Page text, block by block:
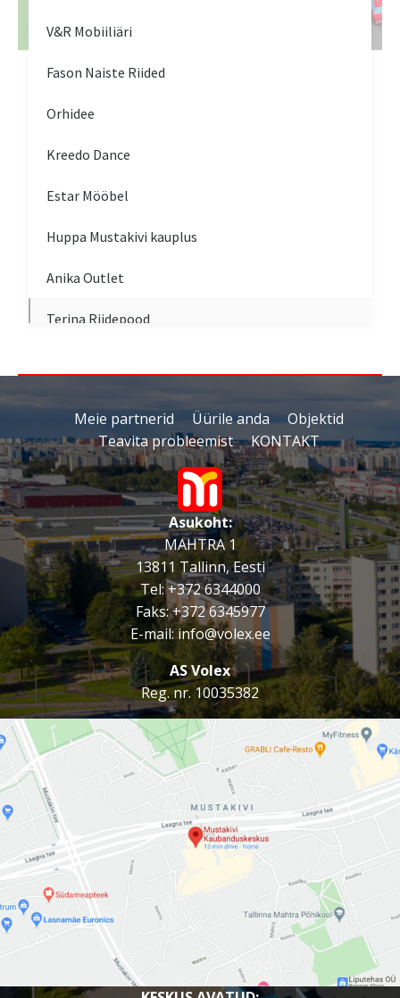
V&R Mobiiliäri
Fason Naiste Riided
Orhidee
Kreedo Dance
Estar Mööbel
Huppa Mustakivi kauplus
Anika Outlet
Terina Riidepood
Känguru
Fason Meeste Riided
Amadeo Laste Riided
Vävars
AZMIR BOUTIQUE PARFÜÜMID
Naviseade
Joy Eesti
Õmblusateljee
Veta Riidepood
Tapeedikeskus
Zefir ilustuudio
Mustakivi Hambakliinik
Inguard
LEYAKOREYA
Meie partnerid Üürile anda
Objektid
Teavita probleemist
KONTAKT
Asukoht:
MAHTRA 1
13811 Tallinn, Eesti
Tel:+372 6344000
Faks: +372 6345977
E-mail:info@volex.ee
AS Volex
Reg. nr. 10035382